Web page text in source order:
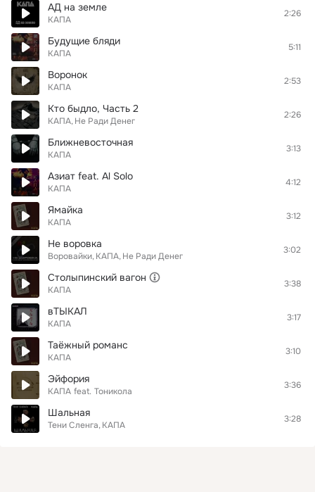
АД на земле
КАПА
2:26
Будущие бляди
КАПА
5:11
Воронок
КАПА
2:53
Кто быдло, Часть 2
КАПА Не Ради Денег
2:26
Ближневосточная
КАПА
3:13
Азиат feat. Al Solo
КАПА
4:12
Ямайка
КАПА
3:12
Не воровка
Воровайки КАПА Не Ради Денег
3:02
Столыпинский вагон
КАПА
3:38
вТЫКАЛ
КАПА
3:17
Таёжный романс
КАПА
3:10
Эйфория
КАПА feat. Тоникола
3:36
Шальная
Тени Сленга КАПА
3:28